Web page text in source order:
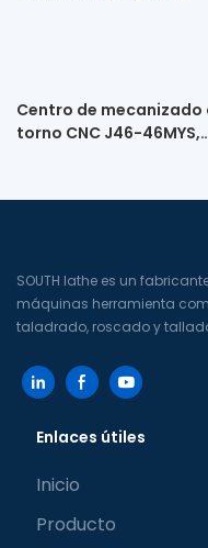
Centro de mecanizado
torno CNC J46-46MYS,
SOUTH lathe es un
máquinas herramienta
taladrado, roscado y
Enlaces útiles
Inicio
Producto